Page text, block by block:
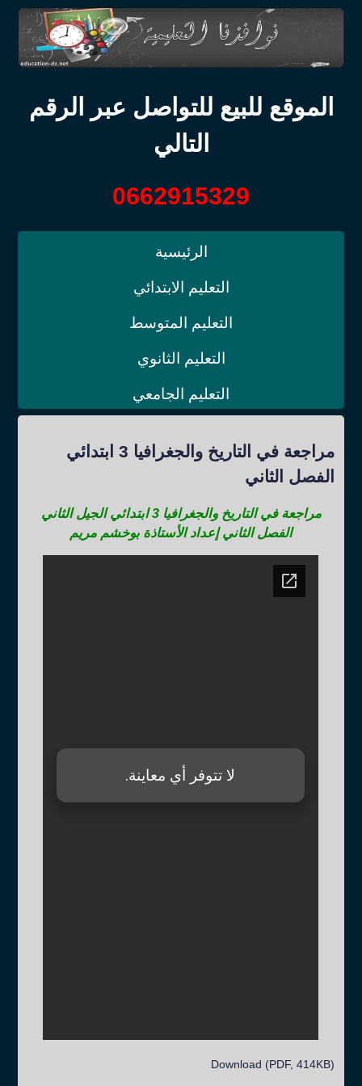
الموقع للبيع للتواصل عبر الرقم
التالي
0662915329
الرئيسية
التعليم الابتدائي
التعليم المتوسط
التعليم الثانوي
التعليم الجامعي
مراجعة في التاريخ والجغرافيا 3 ابتدائي
الفصل الثاني
مراجعة في التاريخ والجغرافيا 3 ابتدائي الجيل الثاني
الفصل الثاني إعداد الأستاذة بوخشم مريم
Download (PDF, 414KB)